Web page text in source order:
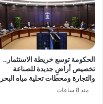
الحكومة توسع خريطة الاستثمار..
تخصيص أراضٍ جديدة للصناعة
والتجارة ومحطات تحلية مياه البحر
منذ 8 ساعات